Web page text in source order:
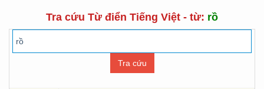
Tra cứu Từ điển Tiếng Việt - từ: rồ